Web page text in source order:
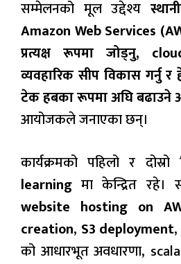
सम्मेलनको मूल उद्देश्य
Amazon Web Services
प्रत्यक्ष रूपमा जोड्नु,
व्यवहारिक सीप विकास गर्नु र
टेक हबका रूपमा अघि बढाउने
आयोजकले जनाएका छन्।
कार्यक्रमको पहिलो र
learning मा केन्द्रित रहे।
website hosting on
creation, S3 deployment
को आधारभूत अवधारणा,